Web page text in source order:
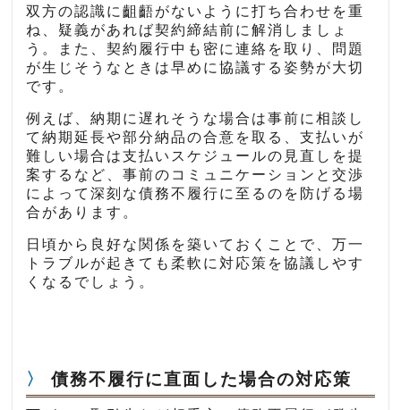
双方の認識に齟齬がないように打ち合わせを重
ね、疑義があれば契約締結前に解消しましょ
う。また、契約履行中も密に連絡を取り、問題
が生じそうなときは早めに協議する姿勢が大切
です。
例えば、納期に遅れそうな場合は事前に相談し
て納期延長や部分納品の合意を取る、支払いが
難しい場合は支払いスケジュールの見直しを提
案するなど、事前のコミュニケーションと交渉
によって深刻な債務不履行に至るのを防げる場
合があります。
日頃から良好な関係を築いておくことで、万一
トラブルが起きても柔軟に対応策を協議しやす
くなるでしょう。
債務不履行に直面した場合の対応策